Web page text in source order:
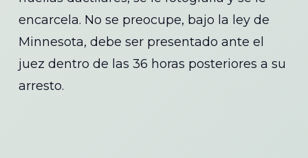
encarcela. No se preocupe, bajo la ley de
Minnesota, debe ser presentado ante el
juez dentro de las 36 horas posteriores a su
arresto.